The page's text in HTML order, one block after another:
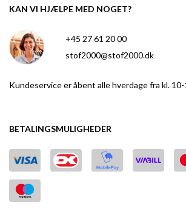
KAN VI HJÆLPE MED NOGET?
+45 27 61 20 00
stof2000@stof2000.dk
Kundeservice er åbent alle hverdage fra kl. 10-
BETALINGSMULIGHEDER